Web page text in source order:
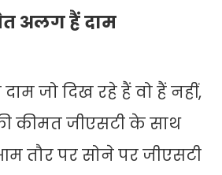
अलग हैं दाम
जो दिख रहे हैं वो हैं नहीं,
कीमत जीएसटी के साथ
तौर पर सोने पर जीएसटी